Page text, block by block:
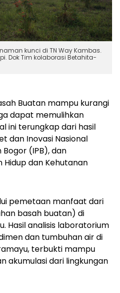
kunci di TN Way Kambas.
Dok Tim kolaborasi Betahita-
Buatan mampu kurangi
dapat memulihkan
ini terungkap dari hasil
dan Inovasi Nasional
(IPB), dan
Hidup dan Kehutanan
pemetaan manfaat dari
basah buatan) di
Hasil analisis laboratorium
dan tumbuhan air di
terbukti mampu
akumulasi dari lingkungan